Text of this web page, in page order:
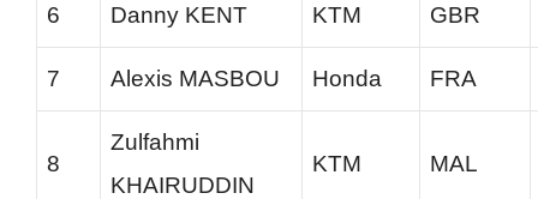
6 Danny KENT KTM GBR
7 Alexis MASBOU Honda FRA
8
Zulfahmi
KHAIRUDDIN
KTM MAL